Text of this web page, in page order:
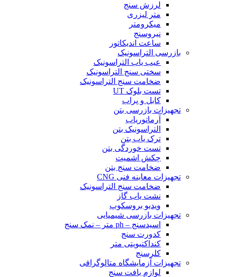
لرزش سنج
متر لیزری
میکرومتر
نیروسنج
ساعت اندیکاتور
بازرسی التراسونیک
عیب یاب التراسونیک
سختی سنج التراسونیک
ضخامت سنج التراسونیک
تست بلوک UT
کابل و پراب
تجهیزات بازرسی بتن
آرماتوریاب
التراسونیک بتن
ترک یاب بتن
تست خوردگی بتن
چکش اشمیت
ضخامت سنج بتن
تجهیزات معاینه فنی CNG
ضخامت سنج التراسونیک
نشت یاب گاز
ویدیو بروسکوپ
تجهیزات بازرسی شیمیایی
اسیدسنج – ph متر – نمک سنج
کدورت سنج
کنداکتیویتی متر
کلرسنج
تجهیزات آزمایشگاه متالوگرافی
لوازم بافت سنج